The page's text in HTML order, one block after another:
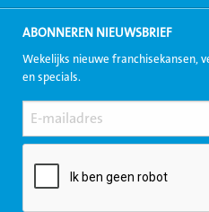
ABONNEREN NIEUWSBRIEF
Wekelijks nieuwe franchisekansen,
en specials.